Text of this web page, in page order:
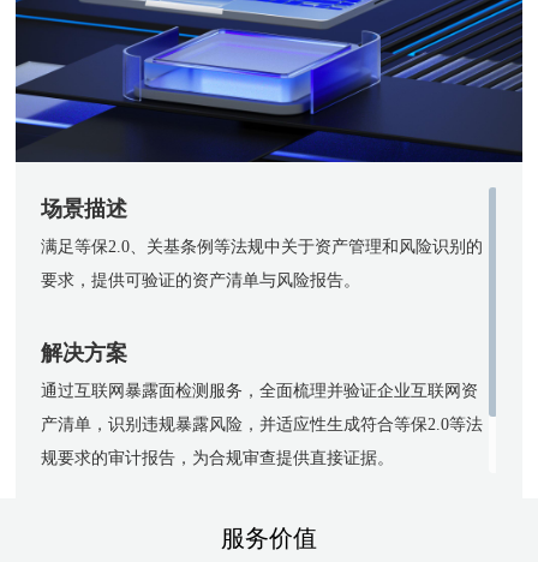
场景描述
满足等保2.0、关基条例等法规中关于资产管理和风险识别的
要求，提供可验证的资产清单与风险报告。
解决方案
通过互联网暴露面检测服务，全面梳理并验证企业互联网资
产清单，识别违规暴露风险，并适应性生成符合等保2.0等法
规要求的审计报告，为合规审查提供直接证据。
服务价值